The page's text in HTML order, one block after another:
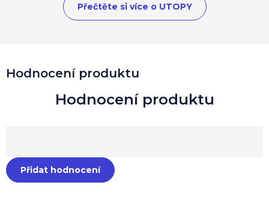
Hodnocení produktu
Přidat hodnocení
Přečtěte si více o UTOPY